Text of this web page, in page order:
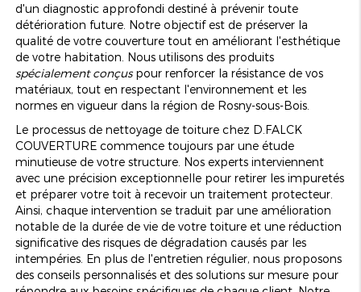
d'un diagnostic approfondi destiné à prévenir toute
détérioration future. Notre objectif est de préserver la
qualité de votre couverture tout en améliorant l'esthétique
de votre habitation. Nous utilisons des produits
spécialement conçuspour renforcer la résistance de vos
matériaux, tout en respectant l'environnement et les
normes en vigueur dans la région de Rosny-sous-Bois.
Le processus de nettoyage de toiture chez D.FALCK
COUVERTURE commence toujours par une étude
minutieuse de votre structure. Nos experts interviennent
avec une précision exceptionnelle pour retirer les impuretés
et préparer votre toit à recevoir un traitement protecteur.
Ainsi, chaque intervention se traduit par une amélioration
notable de la durée de vie de votre toiture et une réduction
significative des risques de dégradation causés par les
intempéries. En plus de l'entretien régulier, nous proposons
des conseils personnalisés et des solutions sur mesure pour